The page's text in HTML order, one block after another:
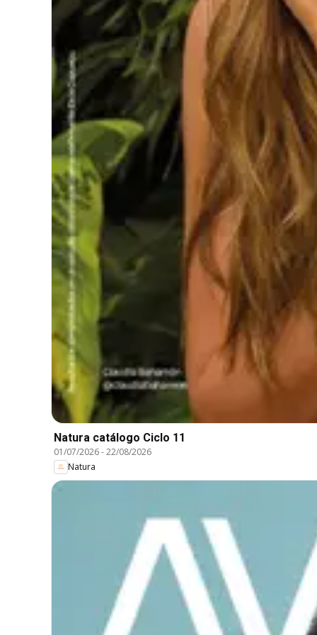
Natura catálogo Ciclo 11
01/07/2026-22/08/2026
Natura